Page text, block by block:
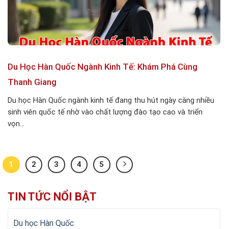
Du Học Hàn Quốc Ngành Kinh Tế: Khám Phá Cùng
Thanh Giang
Du học Hàn Quốc ngành kinh tế đang thu hút ngày càng nhiều
sinh viên quốc tế nhờ vào chất lượng đào tạo cao và triển
vọn...
1 2 3 4 5
TIN TỨC NỔI BẬT
Du học Hàn Quốc